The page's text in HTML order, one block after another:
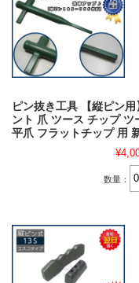
ピン抜き工具 【縦ピン用
ント 爪 ツース チップ ツ
平爪 フラットチップ 用
数量：